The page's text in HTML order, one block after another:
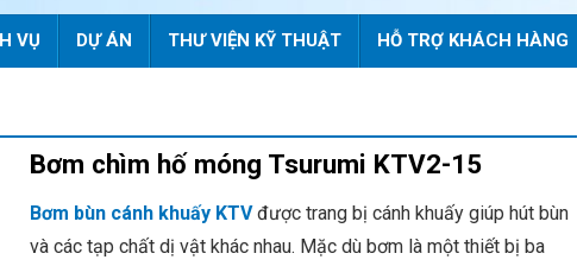
VỤ DỰ ÁN THƯ VIỆN KỸ THUẬT HỖ TRỢ KHÁCH HÀNG
Bơm chìm hố móng Tsurumi KTV2-15
Bơm bùn cánh khuấy KTV được trang bị cánh khuấy giúp hút bùn
và các tạp chất dị vật khác nhau. Mặc dù bơm là một thiết bị ba